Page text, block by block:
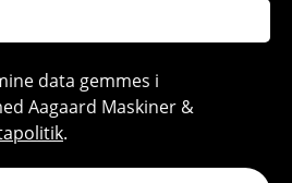
data gemmes i
Aagaard Maskiner &
.